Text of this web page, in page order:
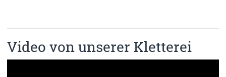
Video von unserer Kletterei